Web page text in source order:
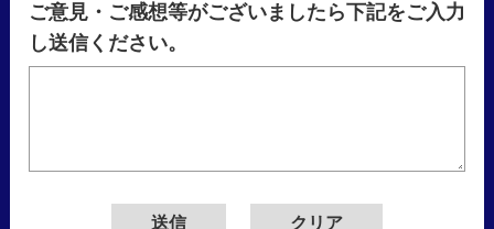
ご意見・ご感想等がございましたら下記をご入力
し送信ください。